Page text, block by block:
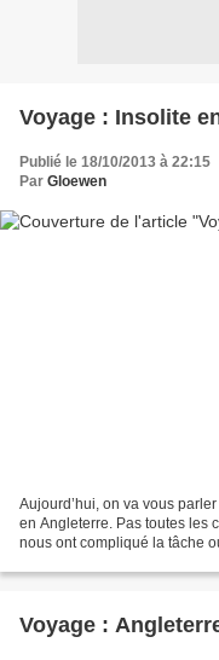
Voyage : Insolite
Publié le 18/10/2013 à 22:15
Par Gloewen
Aujourd’hui, on va vous
en Angleterre. Pas toutes les
nous ont compliqué la tâche
Voyage :